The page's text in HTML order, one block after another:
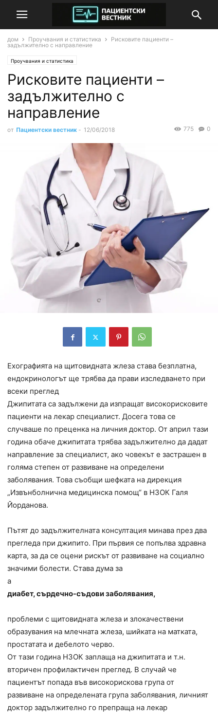
дом Проучвания и статистика
Рисковите пациенти –
задължително с направление
Проучвания и статистика
Рисковите пациенти –
задължително с
направление
от Пациентски вестник - 12/06/2018 0
775
Ехографията на щитовидната жлеза става безплатна,
ендокринологът ще трябва да прави изследването при
всеки преглед
Джипитата са задължени да изпращат високорисковите
пациенти на лекар специалист. Досега това се
случваше по преценка на личния доктор. От aприл тази
година обаче джипитата трябва задължително да дадат
направление за специалист, ако човекът е застрашен в
голяма степен от развиване на определени
заболявания. Това съобщи шефката на дирекция
„Извънболнична медицинска помощ“ в НЗОК Галя
Йорданова.
Пътят до задължителната консултация минава през два
прегледа при джипито. При първия се попълва здравна
карта, за да се оцени рискът от развиване на социално
значими болести. Става дума за
а
диабет, сърдечно-съдови заболявания,
проблеми с щитовидната жлеза и злокачествени
образувания на млечната жлеза, шийката на матката,
простатата и дебелото черво.
От тази година НЗОК заплаща на джипитата и т.н.
вторичен профилактичен преглед. В случай че
пациентът попада във високорискова група от
развиване на определената група заболявания, личният
доктор задължително го препраща на лекар